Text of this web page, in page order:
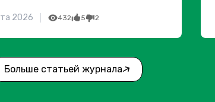
2026 432 5 2
Больше статьей журнала